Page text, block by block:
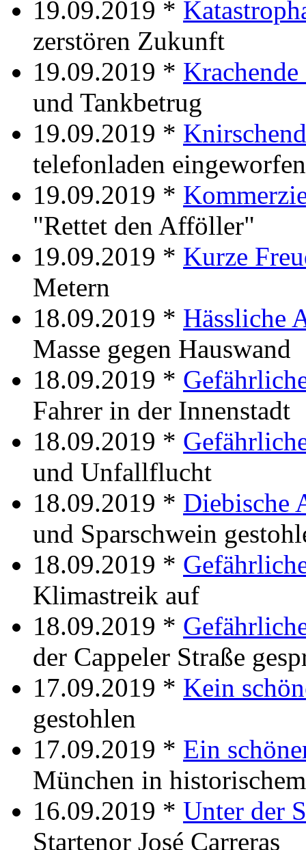
19.09.2019 *
zerstören Zukunft
19.09.2019 * Krachende
und Tankbetrug
19.09.2019 *
telefonladen eingeworfen
19.09.2019 *
"Rettet den Afföller"
19.09.2019 * Kurze
Metern
18.09.2019 * Hässliche
Masse gegen Hauswand
18.09.2019 *
Fahrer in der Innenstadt
18.09.2019 *
und Unfallflucht
18.09.2019 * Diebische
und Sparschwein
18.09.2019 *
Klimastreik auf
18.09.2019 *
der Cappeler Straße
17.09.2019 * Kein
gestohlen
17.09.2019 * Ein
München in
16.09.2019 * Unter der
Startenor José Carreras